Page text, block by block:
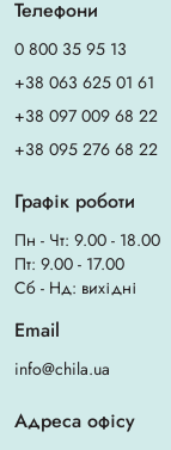
Телефони
0 800 35 95 13
+38 063 625 01 61
+38 097 009 68 22
+38 095 276 68 22
Графік роботи
Пн - Чт: 9.00 - 18.00
Пт: 9.00 - 17.00
Сб - Нд: вихідні
Email
info@chila.ua
Адреса офісу